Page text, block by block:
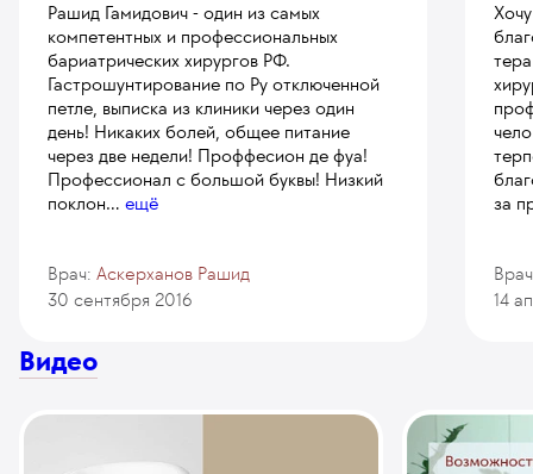
Рашид Гамидович - один из самых
компетентных и профессиональных
бариатрических хирургов РФ.
Гастрошунтирование по Ру отключенной
петле, выписка из клиники через один
день! Никаких болей, общее питание
через две недели! Проффесион де фуа!
Профессионал с большой буквы! Низкий
поклон... ещё
Врач: Аскерханов Рашид
30 сентября 2016
за
14
Видео